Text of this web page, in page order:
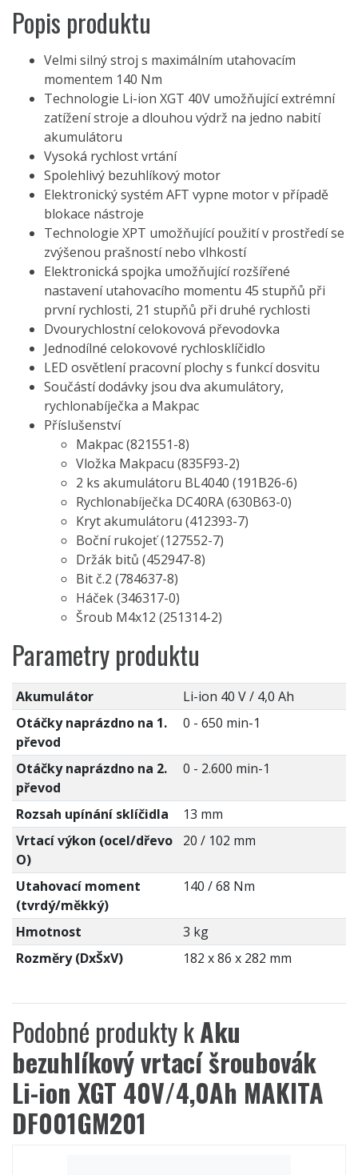
Popis produktu
Velmi silný stroj s maximálním utahovacím
momentem 140 Nm
Technologie Li-ion XGT 40V umožňující extrémní
zatížení stroje a dlouhou výdrž na jedno nabití
akumulátoru
Vysoká rychlost vrtání
Spolehlivý bezuhlíkový motor
Elektronický systém AFT vypne motor v případě
blokace nástroje
Technologie XPT umožňující použití v prostředí se
zvýšenou prašností nebo vlhkostí
Elektronická spojka umožňující rozšířené
nastavení utahovacího momentu 45 stupňů při
první rychlosti, 21 stupňů při druhé rychlosti
Dvourychlostní celokovová převodovka
Jednodílné celokovové rychlosklíčidlo
LED osvětlení pracovní plochy s funkcí dosvitu
Součástí dodávky jsou dva akumulátory,
rychlonabíječka a Makpac
Příslušenství
Makpac (821551-8)
Vložka Makpacu (835F93-2)
2 ks akumulátoru BL4040 (191B26-6)
Rychlonabíječka DC40RA (630B63-0)
Kryt akumulátoru (412393-7)
Boční rukojeť (127552-7)
Držák bitů (452947-8)
Bit č.2 (784637-8)
Háček (346317-0)
Šroub M4x12 (251314-2)
Parametry produktu
Akumulátor
Li-ion 40 V / 4,0 Ah
Otáčky naprázdno na 1.
převod
0 - 650 min-1
Otáčky naprázdno na 2.
převod
0 - 2.600 min-1
Rozsah upínání sklíčidla
13 mm
Vrtací výkon (ocel/dřevo
O)
20 / 102 mm
Utahovací moment
(tvrdý/měkký)
140 / 68 Nm
Hmotnost
3 kg
Rozměry (DxŠxV)
182 x 86 x 282 mm
Podobné produkty kAku
bezuhlíkový vrtací šroubovák
Li-ion XGT 40V/4,0Ah MAKITA
DF001GM201